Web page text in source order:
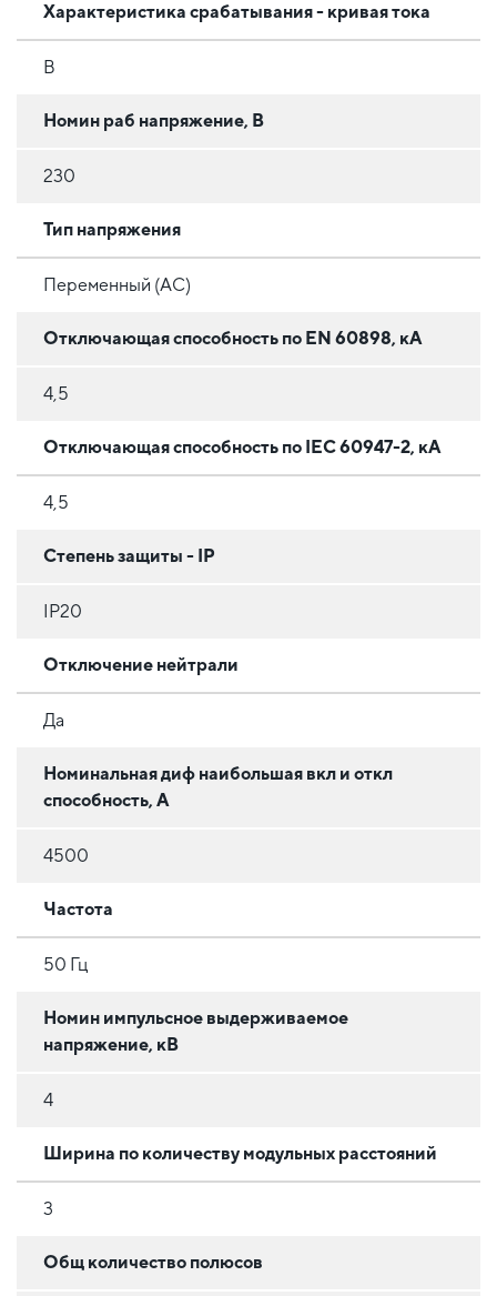
Характеристика срабатывания - кривая тока
B
Номин раб напряжение, В
230
Тип напряжения
Переменный (AC)
Отключающая способность по EN 60898, кА
4,5
Отключающая способность по IEC 60947-2, кА
4,5
Степень защиты - IP
IP20
Отключение нейтрали
Да
Номинальная диф наибольшая вкл и откл
способность, А
4500
Частота
50 Гц
Номин импульсное выдерживаемое
напряжение, кВ
4
Ширина по количеству модульных расстояний
3
Общ количество полюсов